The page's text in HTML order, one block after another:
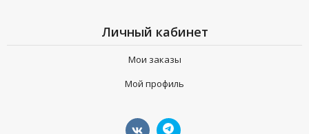
Личный кабинет
Мои заказы
Мой профиль